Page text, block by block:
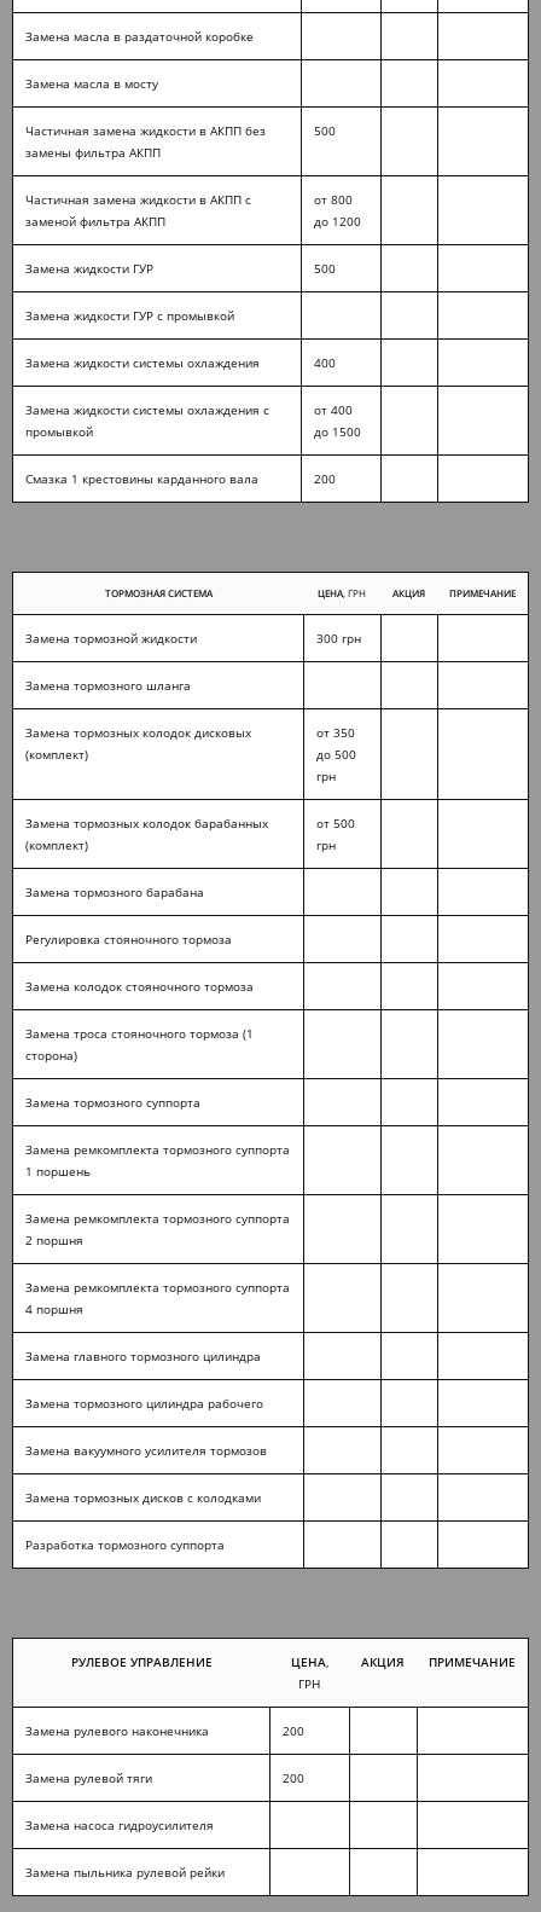
Замена масла в раздаточной коробке
Замена масла в мосту
Частичная замена жидкости в АКПП без
замены фильтра АКПП
500
Частичная замена жидкости в АКПП с
заменой фильтра АКПП
от 800
до 1200
Замена жидкости ГУР 500
Замена жидкости ГУР с промывкой
Замена жидкости системы охлаждения 400
Замена жидкости системы охлаждения с
промывкой
от 400
до 1500
Смазка 1 крестовины карданного вала 200
ТОРМОЗНАЯ СИСТЕМА ЦЕНА , ГРН АКЦИЯ ПРИМЕЧАНИЕ
Замена тормозной жидкости 300 грн
Замена тормозного шланга
Замена тормозных колодок дисковых
(комплект)
от 350
до 500
грн
Замена тормозных колодок барабанных
(комплект)
от 500
грн
Замена тормозного барабана
Регулировка стояночного тормоза
Замена колодок стояночного тормоза
Замена троса стояночного тормоза (1
сторона)
Замена тормозного суппорта
Замена ремкомплекта тормозного суппорта
1 поршень
Замена ремкомплекта тормозного суппорта
2 поршня
Замена ремкомплекта тормозного суппорта
4 поршня
Замена главного тормозного цилиндра
Замена тормозного цилиндра рабочего
Замена вакуумного усилителя тормозов
Замена тормозных дисков с колодками
Разработка тормозного суппорта
РУЛЕВОЕ УПРАВЛЕНИЕ ЦЕНА
ГРН
АКЦИЯ ПРИМЕЧАНИЕ
Замена рулевого наконечника 200
Замена рулевой тяги 200
Замена насоса гидроусилителя
Замена пыльника рулевой рейки